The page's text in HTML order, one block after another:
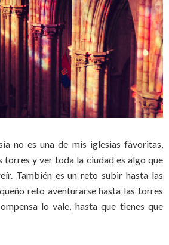
no es una de mis iglesias favoritas,
torres y ver toda la ciudad es algo que
También es un reto subir hasta las
reto aventurarse hasta las torres
lo vale, hasta que tienes que